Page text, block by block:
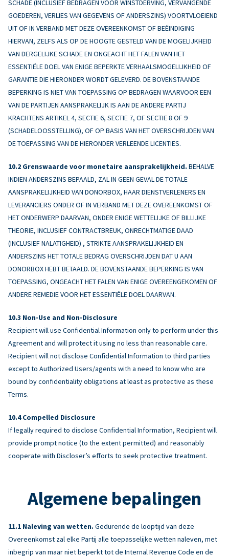
SCHADE (INCLUSIEF BEDRAGEN VOOR WINSTDERVING, VERVANGENDE
GOEDEREN, VERLIES VAN GEGEVENS OF ANDERSZINS) VOORTVLOEIEND
UIT OF IN VERBAND MET DEZE OVEREENKOMST OF BEËINDIGING
HIERVAN, ZELFS ALS OP DE HOOGTE GESTELD VAN DE MOGELIJKHEID
VAN DERGELIJKE SCHADE EN ONGEACHT HET FALEN VAN HET
ESSENTIËLE DOEL VAN ENIGE BEPERKTE VERHAALSMOGELIJKHEID OF
GARANTIE DIE HIERONDER WORDT GELEVERD. DE BOVENSTAANDE
BEPERKING IS NIET VAN TOEPASSING OP BEDRAGEN WAARVOOR EEN
VAN DE PARTIJEN AANSPRAKELIJK IS AAN DE ANDERE PARTIJ
KRACHTENS ARTIKEL 4, SECTIE 6, SECTIE 7, OF SECTIE 8 OF 9
(SCHADELOOSSTELLING), OF OP BASIS VAN HET OVERSCHRIJDEN VAN
DE TOEPASSING VAN DE HIERONDER VERLEENDE LICENTIES.
Grenswaarde voor monetaire aansprakelijkheid. BEHALVE
INDIEN ANDERSZINS BEPAALD, ZAL IN GEEN GEVAL DE TOTALE
AANSPRAKELIJKHEID VAN DONORBOX, HAAR DIENSTVERLENERS EN
LEVERANCIERS ONDER OF IN VERBAND MET DEZE OVEREENKOMST OF
HET ONDERWERP DAARVAN, ONDER ENIGE WETTELIJKE OF BILLIJKE
THEORIE, INCLUSIEF CONTRACTBREUK, ONRECHTMATIGE DAAD
(INCLUSIEF NALATIGHEID) , STRIKTE AANSPRAKELIJKHEID EN
ANDERSZINS HET TOTALE BEDRAG OVERSCHRIJDEN DAT U AAN
DONORBOX HEBT BETAALD. DE BOVENSTAANDE BEPERKING IS VAN
TOEPASSING, ONGEACHT HET FALEN VAN ENIGE OVEREENGEKOMEN OF
ANDERE REMEDIE VOOR HET ESSENTIËLE DOEL DAARVAN.
Non-Use and Non-Disclosure
Recipient will use Confidential Information only to perform under this
Agreement and will protect it using no less than reasonable care.
Recipient will not disclose Confidential Information to third parties
except to Authorized Users/agents with a need to know who are
bound by confidentiality obligations at least as protective as these
Terms.
Compelled Disclosure
If legally required to disclose Confidential Information, Recipient will
provide prompt notice (to the extent permitted) and reasonably
cooperate with Discloser’s efforts to seek protective treatment.
Algemene bepalingen
Naleving van wetten. Gedurende de looptijd van deze
Overeenkomst zal elke Partij alle toepasselijke wetten naleven, met
inbegrip van maar niet beperkt tot de Internal Revenue Code en de